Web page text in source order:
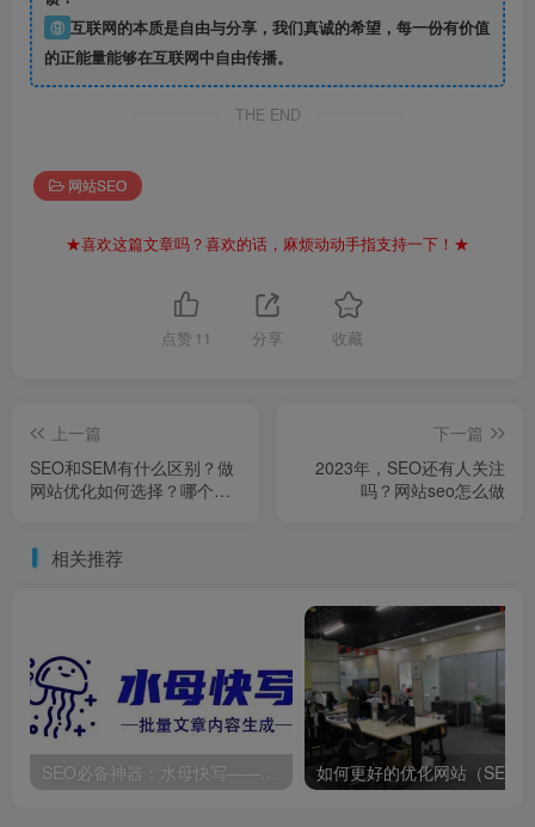
⑨ 互联网的本质是自由与分享，我们真诚的希望，每一份有价值
的正能量能够在互联网中自由传播。
THE END
网站SEO
★喜欢这篇文章吗？喜欢的话，麻烦动动手指支持一下！★
点赞 11 分享 收藏
上一篇
SEO和SEM有什么区别？做
网站优化如何选择？哪个更
下一篇
2023年，SEO还有人关注
吗？网站seo怎么做
相关推荐
SEO必备神器：水母快写——一键实现文章批量生成与自动发布网站54亿到账且暴瘦50斤的贾玲，再次让世界刮目相看！